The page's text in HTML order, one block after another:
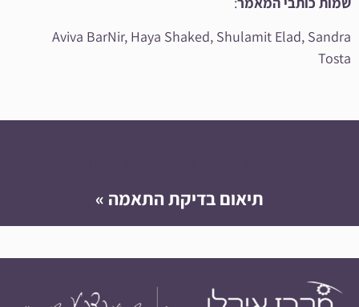
Aviva BarNir, Haya Shaked, Shulamit Elad, Sandra
Tosta
תיאום בדיקת התאמה »